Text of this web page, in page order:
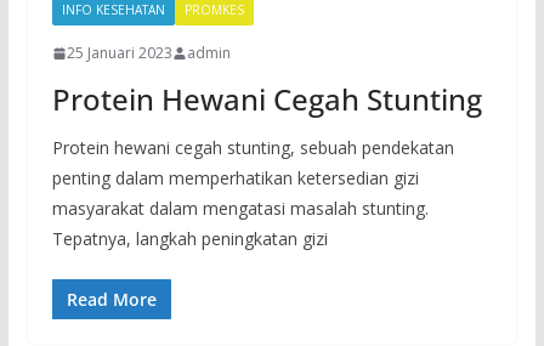
INFO KESEHATAN PROMKES
25 Januari 2023 admin
Protein Hewani Cegah Stunting
Protein hewani cegah stunting, sebuah pendekatan
penting dalam memperhatikan ketersedian gizi
masyarakat dalam mengatasi masalah stunting.
Tepatnya, langkah peningkatan gizi
Read More